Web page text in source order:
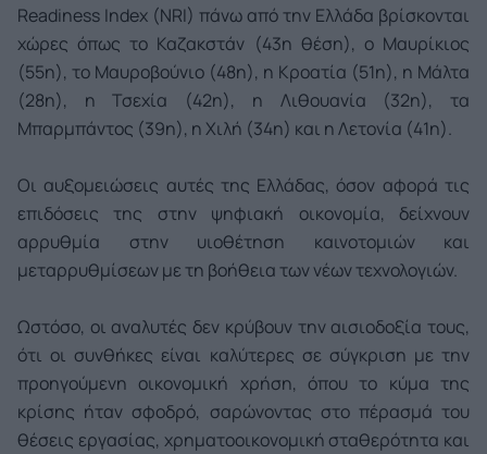
Readiness Index (NRI) πάνω από την Ελλάδα βρίσκονται
χώρες όπως το Καζακστάν (43η θέση), ο Μαυρίκιος
(55η), το Μαυροβούνιο (48η), η Κροατία (51η), η Μάλτα
(28η), η Τσεχία (42η), η Λιθουανία (32η), τα
Μπαρμπάντος (39η), η Χιλή (34η) και η Λετονία (41η).
Οι αυξομειώσεις αυτές της Ελλάδας, όσον αφορά τις
επιδόσεις της στην ψηφιακή οικονομία, δείχνουν
αρρυθμία στην υιοθέτηση καινοτομιών και
μεταρρυθμίσεων με τη βοήθεια των νέων τεχνολογιών.
Ωστόσο, οι αναλυτές δεν κρύβουν την αισιοδοξία τους,
ότι οι συνθήκες είναι καλύτερες σε σύγκριση με την
προηγούμενη οικονομική χρήση, όπου το κύμα της
κρίσης ήταν σφοδρό, σαρώνοντας στο πέρασμά του
θέσεις εργασίας, χρηματοοικονομική σταθερότητα και